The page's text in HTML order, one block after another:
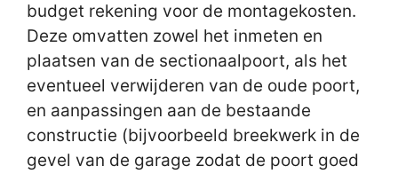
budget rekening voor de montagekosten.
Deze omvatten zowel het inmeten en
plaatsen van de sectionaalpoort, als het
eventueel verwijderen van de oude poort,
en aanpassingen aan de bestaande
constructie (bijvoorbeeld breekwerk in de
gevel van de garage zodat de poort goed